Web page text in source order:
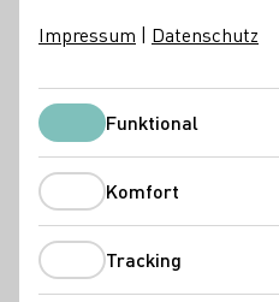
DWM
Impressum | Datenschutz
FunktionalFunktional
Komfort
Tracking